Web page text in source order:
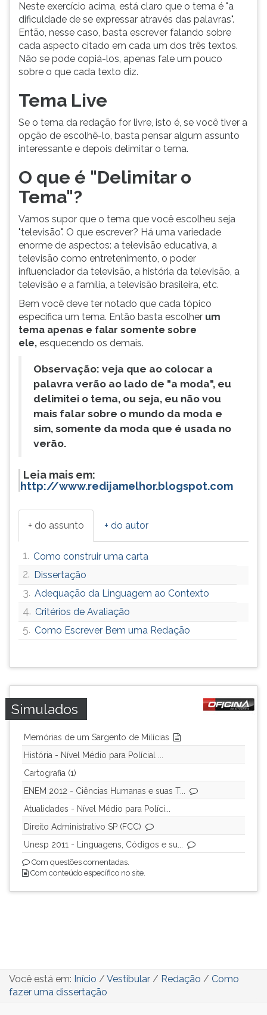
Neste exercício acima, está claro que o tema é "a
dificuldade de se expressar através das palavras".
Então, nesse caso, basta escrever falando sobre
cada aspecto citado em cada um dos três textos.
Não se pode copiá-los, apenas fale um pouco
sobre o que cada texto diz.
Tema Live
Se o tema da redação for livre, isto é, se você tiver a
opção de escolhê-lo, basta pensar algum assunto
interessante e depois delimitar o tema.
O que é "Delimitar o
Tema"?
Vamos supor que o tema que você escolheu seja
"televisão". O que escrever? Há uma variedade
enorme de aspectos: a televisão educativa, a
televisão como entretenimento, o poder
influenciador da televisão, a história da televisão, a
televisão e a família, a televisão brasileira, etc.
Bem você deve ter notado que cada tópico
especifica um tema. Então basta escolher um
tema apenas e falar somente sobre
ele, esquecendo os demais.
Observação: veja que ao colocar a
palavra verão ao lado de "a moda", eu
delimitei o tema, ou seja, eu não vou
mais falar sobre o mundo da moda e
sim, somente da moda que é usada no
verão.
Leia mais em:
http://www.redijamelhor.blogspot.com
+ do assunto + do autor
1. Como construir uma carta
2. Dissertação
3. Adequação da Linguagem ao Contexto
4. Critérios de Avaliação
5. Como Escrever Bem uma Redação
Simulados
Memórias de um Sargento de Milícias
História - Nível Médio para Polícial ...
Cartografia (1)
ENEM 2012 - Ciências Humanas e suas T...
Atualidades - Nível Médio para Políci...
Direito Administrativo SP (FCC)
Unesp 2011 - Linguagens, Códigos e su...
Com questões comentadas.
Com conteúdo específico no site.
Você está em: Início / Vestibular / Redação / Como
fazer uma dissertação